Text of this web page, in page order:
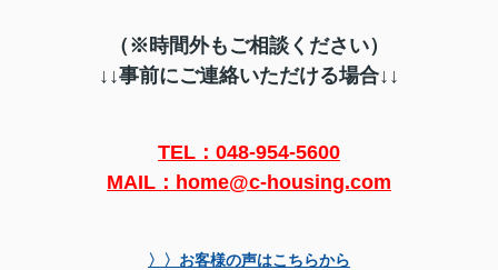
（※時間外もご相談ください）
↓↓事前にご連絡いただける場合↓↓
TEL：048-954-5600
MAIL：home@c-housing.com
〉〉お客様の声はこちらから